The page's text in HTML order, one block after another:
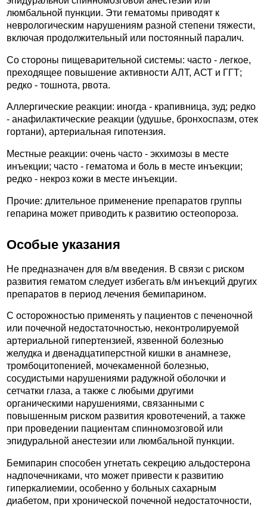
люмбальной пункции. Эти гематомы приводят к
неврологическим нарушениям разной степени тяжести,
включая продолжительный или постоянный паралич.
Со стороны пищеварительной системы: часто - легкое,
преходящее повышение активности АЛТ, АСТ и ГГТ;
редко - тошнота, рвота.
Аллергические реакции: иногда - крапивница, зуд; редко
- анафилактические реакции (удушье, бронхоспазм, отек
гортани), артериальная гипотензия.
Местные реакции: очень часто - экхимозы в месте
инъекции; часто - гематома и боль в месте инъекции;
редко - некроз кожи в месте инъекции.
Прочие: длительное применение препаратов группы
гепарина может приводить к развитию остеопороза.
Особые указания
Не предназначен для в/м введения. В связи с риском
развития гематом следует избегать в/м инъекций других
препаратов в период лечения бемипарином.
С осторожностью применять у пациентов с печеночной
или почечной недостаточностью, неконтролируемой
артериальной гипертензией, язвенной болезнью
желудка и двенадцатиперстной кишки в анамнезе,
тромбоцитопенией, мочекаменной болезнью,
сосудистыми нарушениями радужной оболочки и
сетчатки глаза, а также с любыми другими
органическими нарушениями, связанными с
повышенным риском развития кровотечений, а также
при проведении пациентам спинномозговой или
эпидуральной анестезии или люмбальной пункции.
Бемипарин способен угнетать секрецию альдостерона
надпочечниками, что может привести к развитию
гиперкалиемии, особенно у больных сахарным
диабетом, при хронической почечной недостаточности,